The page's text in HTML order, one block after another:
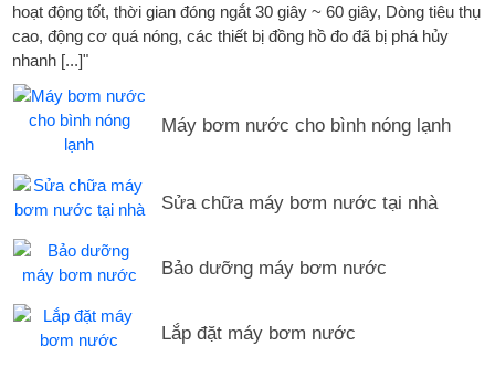
hoạt động tốt, thời gian đóng ngắt 30 giây ~ 60 giây, Dòng tiêu thụ
cao, động cơ quá nóng, các thiết bị đồng hồ đo đã bị phá hủy
nhanh [...]"
Máy bơm nước cho bình nóng lạnh
Sửa chữa máy bơm nước tại nhà
Bảo dưỡng máy bơm nước
Lắp đặt máy bơm nước